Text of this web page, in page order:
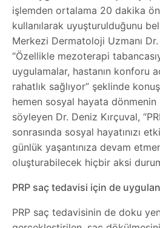
işlemden ortalama 20 dakika
kullanılarak uyuşturulduğunu
Merkezi Dermatoloji Uzmanı
“Özellikle mezoterapi
uygulamalar, hastanın konforu
rahatlık sağlıyor” şeklinde
hemen sosyal hayata
söyleyen Dr. Deniz Kırçuval,
sonrasında sosyal hayatınızı
günlük yaşantınıza devam
oluşturabilecek hiçbir aksi
PRP saç tedavisi için de
PRP saç tedavisinin de doku